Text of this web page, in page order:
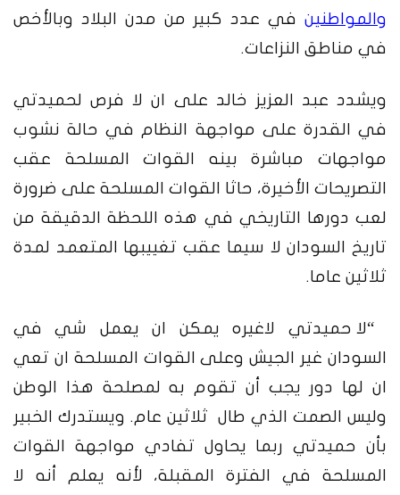
والمواطنين في عدد كبير من مدن البلاد وبالأخص
في مناطق النزاعات.
ويشدد عبد العزيز خالد على ان لا فرص لحميدتي
في القدرة على مواجهة النظام في حالة نشوب
مواجهات مباشرة بينه القوات المسلحة عقب
التصريحات الأخيرة، حاثا القوات المسلحة على ضرورة
لعب دورها التاريخي في هذه اللحظة الدقيقة من
تاريخ السودان لا سيما عقب تغييبها المتعمد لمدة
ثلاثين عاما.
“لا حميدتي لاغيره يمكن ان يعمل شي في
السودان غير الجيش وعلى القوات المسلحة ان تعي
ان لها دور يجب أن تقوم به لمصلحة هذا الوطن
وليس الصمت الذي طال ثلاثين عام. ويستدرك الخبير
بأن حميدتي ربما يحاول تفادي مواجهة القوات
المسلحة في الفترة المقبلة، لأنه يعلم أنه لا